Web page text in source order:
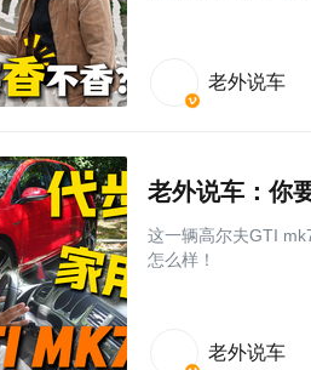
老外说车
老外说车：你
这一辆高尔夫GTI
怎么样！
老外说车